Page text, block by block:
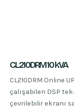
CL210DRM 10 kVA
CL210DRM Online
çalışabilen DSP
çevrilebilir ekranı